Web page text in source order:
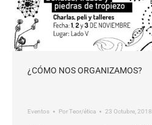
¿CÓMO NOS ORGANIZAMOS?
Eventos PorTeor/ética 23 Octubre, 2018